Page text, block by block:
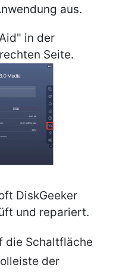
aus.
in der
Seite.
DiskGeeker
und repariert.
die Schaltfläche
der